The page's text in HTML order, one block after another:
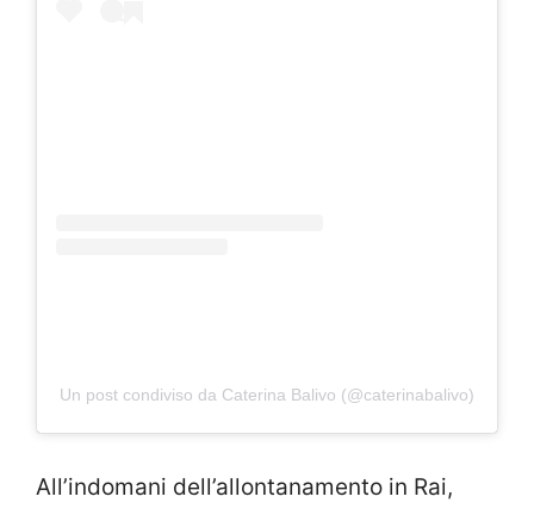
Un post condiviso da Caterina Balivo (@caterinabalivo)
All’indomani dell’allontanamento in Rai,